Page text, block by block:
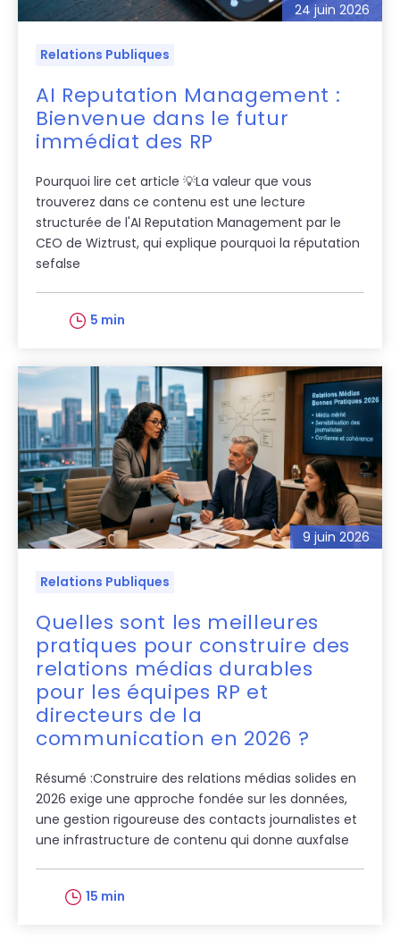
24 juin 2026
Relations Publiques
AI Reputation Management :
Bienvenue dans le futur
immédiat des RP
Pourquoi lire cet article 💡La valeur que vous
trouverez dans ce contenu est une lecture
structurée de l'AI Reputation Management par le
CEO de Wiztrust, qui explique pourquoi la réputation
sefalse
5 min
9 juin 2026
Relations Publiques
Quelles sont les meilleures
pratiques pour construire des
relations médias durables
pour les équipes RP et
directeurs de la
communication en 2026 ?
Résumé :Construire des relations médias solides en
2026 exige une approche fondée sur les données,
une gestion rigoureuse des contacts journalistes et
une infrastructure de contenu qui donne auxfalse
15 min